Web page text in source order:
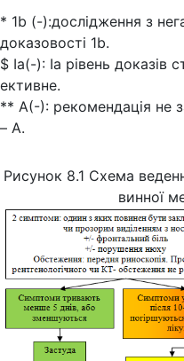
* 1b (-):дослідження з
доказовості 1b.
$ Ia(-): Ia рівень доказів
ективне.
** А(-): рекомендація не
– А.
Рисунок 8.1 Схема
винної